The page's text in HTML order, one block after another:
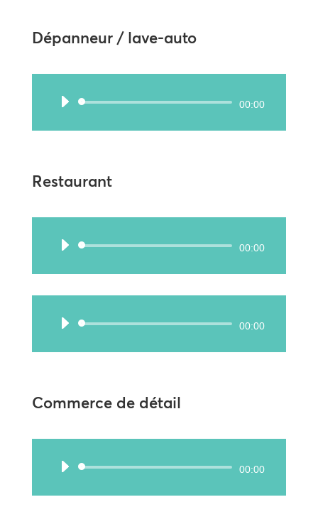
Dépanneur / lave-auto
Lecteur
00:00
Restaurant
Lecteur
00:00
Lecteur
00:00
Commerce de détail
Lecteur
00:00